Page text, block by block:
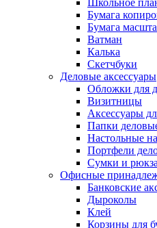
Бумага
Бумага
Ватман
Калька
Скетчбуки
Деловые аксессуары
Обложки для
Визитницы
Аксессуары
Папки
Настольные
Портфели
Сумки и
Офисные
Банковские
Дыроколы
Клей
Корзины для